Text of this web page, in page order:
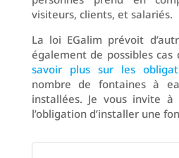
visiteurs, clients, et salariés.
La loi EGalim prévoit
également de possibles
savoir plus sur les
nombre de fontaines à
installées. Je vous invite à
l’obligation d’installer une